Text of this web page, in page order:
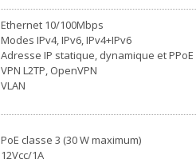
Ethernet 10/100Mbps
Modes IPv4, IPv6, IPv4+IPv6
Adresse IP statique, dynamique et PPoE
VPN L2TP, OpenVPN
VLAN
PoE classe 3 (30 W maximum)
12Vcc/1A